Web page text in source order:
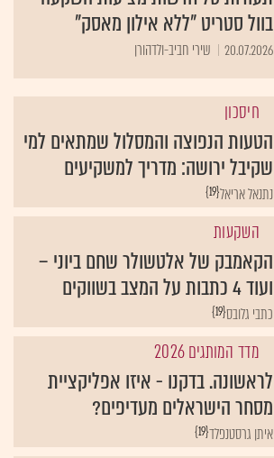
בוול סטריט "ללא אילון מאסק"
20.07.2026 שירי חביב-ולדהורן
חיסכון
הטעות הנפוצה והמסלול שמתאים למי
שקיבל ירושה: מדריך למשקיעים
{19}נתנאל אריאל
השקעות
הקאמבק של אלטשולר שחם ביוני –
ועוד 4 כתבות על המצב בשווקים
{19}כתבי גלובס
מדד המותגים 2026
לראשונה. בדקנו - איזו אפליקציית
מסחר הישראלים מעדיפים?
{19}איתן גרסטנפלד